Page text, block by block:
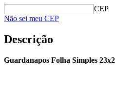
CEP
Não sei meu CEP
Descrição
Guardanapos Folha Simples